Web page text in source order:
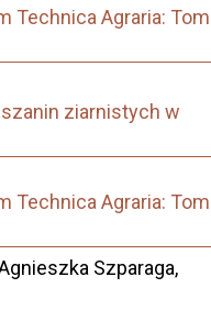
Technica Agraria: Tom
ziarnistych w
Technica Agraria: Tom
Szparaga,